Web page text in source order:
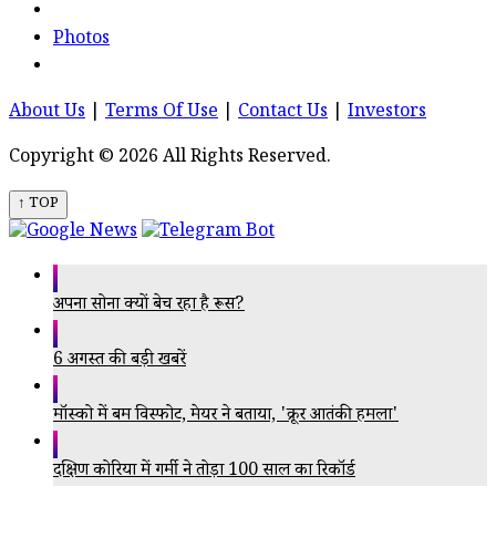
Photos
About Us Terms Of Use Contact Us
Investors
Copyright © 2026 All Rights Reserved.
↑ TOP
अपना सोना क्यों बेच रहा है रूस?
6 अगस्त की बड़ी खबरें
मॉस्को में बम विस्फोट, मेयर ने बताया, 'क्रूर आतंकी हमला'
दक्षिण कोरिया में गर्मी ने तोड़ा 100 साल का रिकॉर्ड